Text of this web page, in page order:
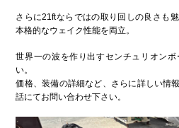
さらに21ftならではの取り回しの良さも
本格的なウェイク性能を両立。
世界一の波を作り出すセンチュリオン
い。
価格、装備の詳細など、さらに詳しい情
話にてお問い合わせ下さい。